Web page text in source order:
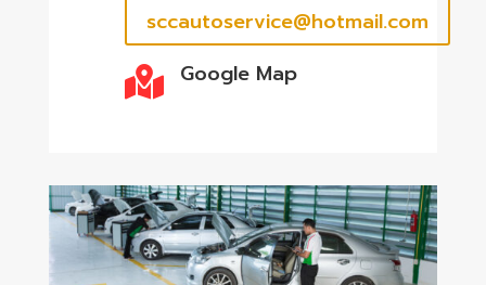
sccautoservice@hotmail.com
 Google Map